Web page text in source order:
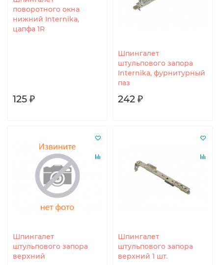
поворотного окна
нижний Internika,
цапфа 1R
125 ₽
Шпингалет
штульпового запора
Internika, фурнитурный
паз
242 ₽
Шпингалет
штульпового запора
верхний
Шпингалет
штульпового запора
верхний 1 шт.